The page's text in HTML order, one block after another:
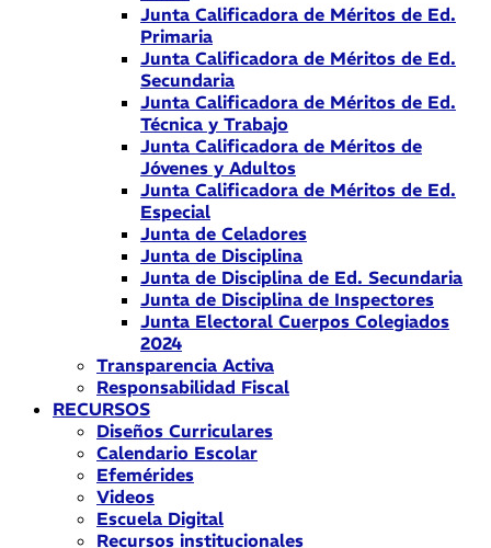
Junta Calificadora de Méritos de Ed.
Primaria
Junta Calificadora de Méritos de Ed.
Secundaria
Junta Calificadora de Méritos de Ed.
Técnica y Trabajo
Junta Calificadora de Méritos de
Jóvenes y Adultos
Junta Calificadora de Méritos de Ed.
Especial
Junta de Celadores
Junta de Disciplina
Junta de Disciplina de Ed. Secundaria
Junta de Disciplina de Inspectores
Junta Electoral Cuerpos Colegiados
2024
Transparencia Activa
Responsabilidad Fiscal
RECURSOS
Diseños Curriculares
Calendario Escolar
Efemérides
Videos
Escuela Digital
Recursos institucionales